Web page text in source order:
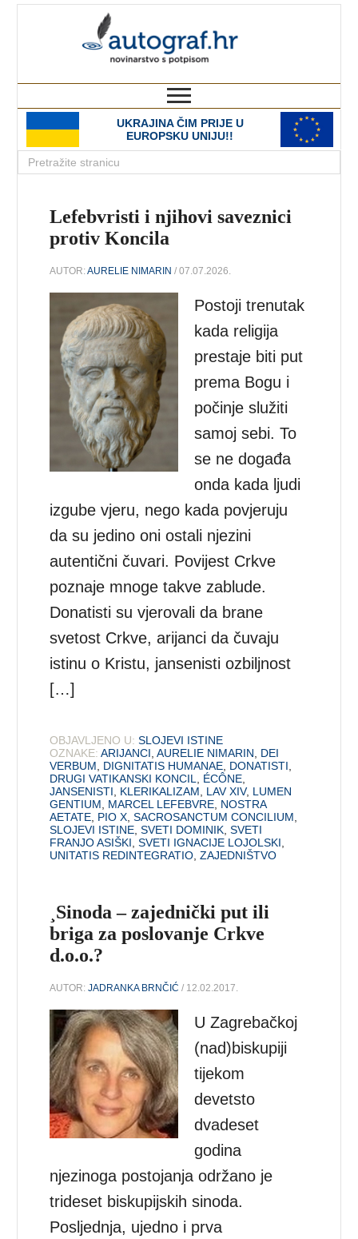
UKRAJINA ČIM PRIJE U
EUROPSKU UNIJU!!
Lefebvristi i njihovi saveznici
protiv Koncila
AUTOR:AURELIE NIMARIN / 07.07.2026.
Postoji trenutak
kada religija
prestaje biti put
prema Bogu i
počinje služiti
samoj sebi. To
se ne događa
onda kada ljudi
izgube vjeru, nego kada povjeruju
da su jedino oni ostali njezini
autentični čuvari. Povijest Crkve
poznaje mnoge takve zablude.
Donatisti su vjerovali da brane
svetost Crkve, arijanci da čuvaju
istinu o Kristu, jansenisti ozbiljnost
[…]
OBJAVLJENO U: SLOJEVI ISTINE
OZNAKE: ARIJANCI ,AURELIE NIMARIN
DEI
VERBUM
DIGNITATIS HUMANAE DONATISTI
DRUGI VATIKANSKI KONCIL
ÉCÔNE
JANSENISTI
KLERIKALIZAM LAV XIV, LUMEN
GENTIUM
MARCEL LEFEBVRE NOSTRA
AETATE PIO X ,SACROSANCTUM CONCILIUM
SLOJEVI ISTINE ,SVETI DOMINIK ,SVETI
FRANJO ASIŠKI ,SVETI IGNACIJE LOJOLSKI
UNITATIS REDINTEGRATIO ,ZAJEDNIŠTVO
¸Sinoda – zajednički put ili
briga za poslovanje Crkve
d.o.o.?
AUTOR:JADRANKA BRNČIĆ / 12.02.2017.
U Zagrebačkoj
(nad)biskupiji
tijekom
devetsto
dvadeset
godina
njezinoga postojanja održano je
trideset biskupijskih sinoda.
Posljednja, ujedno i prva